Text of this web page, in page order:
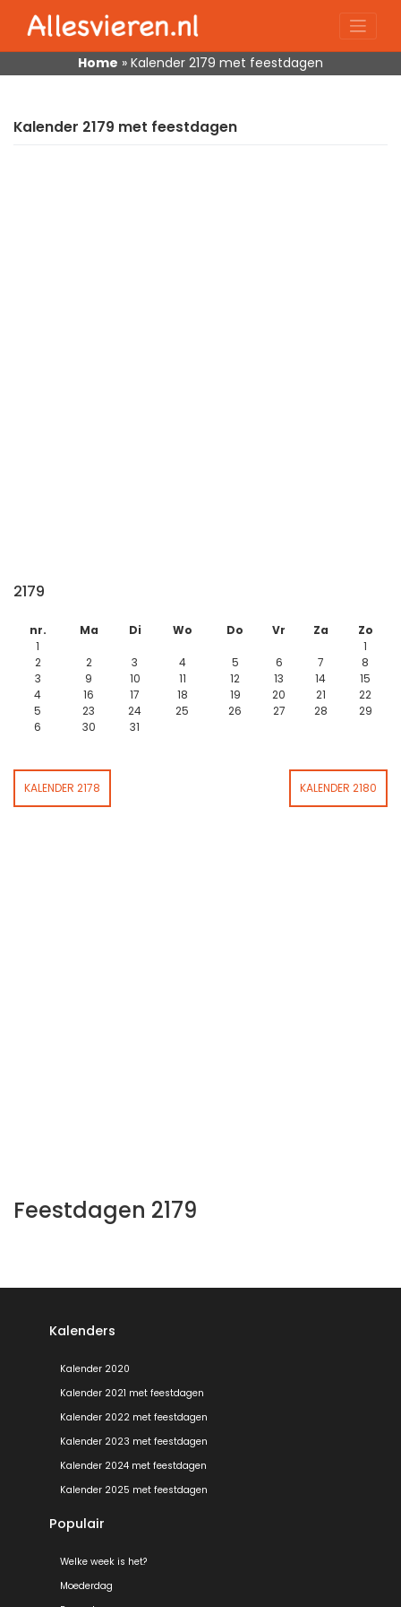
content
Home » Kalender 2179 met feestdagen
Kalender 2179 met feestdagen
2179
nr. Ma Di Wo Do Vr Za
Zo
1
1
2
2 3 4 5 6 7
8
3
9 10 11 12 13 14
15
4
16 17 18 19 20 21
22
5
23 24 25 26 27 28
29
6
30 31
KALENDER 2178 KALENDER 2180
Feestdagen 2179
Kalenders
Kalender 2020
Kalender 2021 met feestdagen
Kalender 2022 met feestdagen
Kalender 2023 met feestdagen
Kalender 2024 met feestdagen
Kalender 2025 met feestdagen
Populair
Welke week is het?
Moederdag